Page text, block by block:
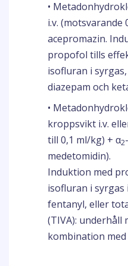
•
i.v. (motsvarande
acepromazin.
propofol tills
isofluran i
diazepam och
•
kroppsvikt i.v.
till 0,1 ml/kg) + α2
medetomidin).
Induktion med
isofluran i
fentanyl, eller
(TIVA): underhåll
kombination